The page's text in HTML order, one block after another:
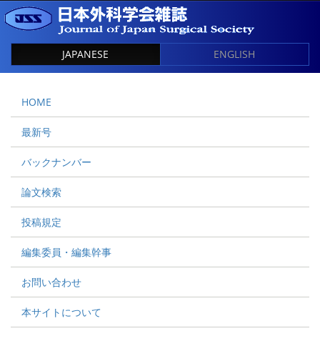
JAPANESE ENGLISH
HOME
最新号
バックナンバー
論文検索
投稿規定
編集委員・編集幹事
お問い合わせ
本サイトについて